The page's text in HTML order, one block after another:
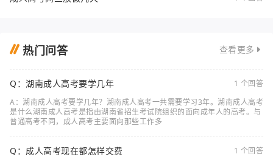
热门问答 查看更多
Q：湖南成人高考要学几年
1 个回答
A：湖南成人高考要学几年？湖南成人高考一共需要学习3年。湖南成人高考
是什么湖南成人高考是指由湖南省招生考试院组织的面向成年人的高考。与
普通高考不同，成人高考主要面向那些工作多
Q：成人高考现在都怎样交费
1 个回答